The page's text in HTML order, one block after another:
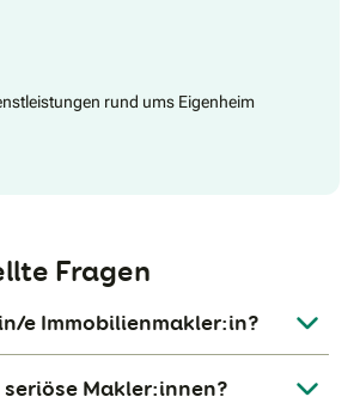
rund ums Eigenheim
Fragen
e Immobilienmakler:in?
Makler:innen?